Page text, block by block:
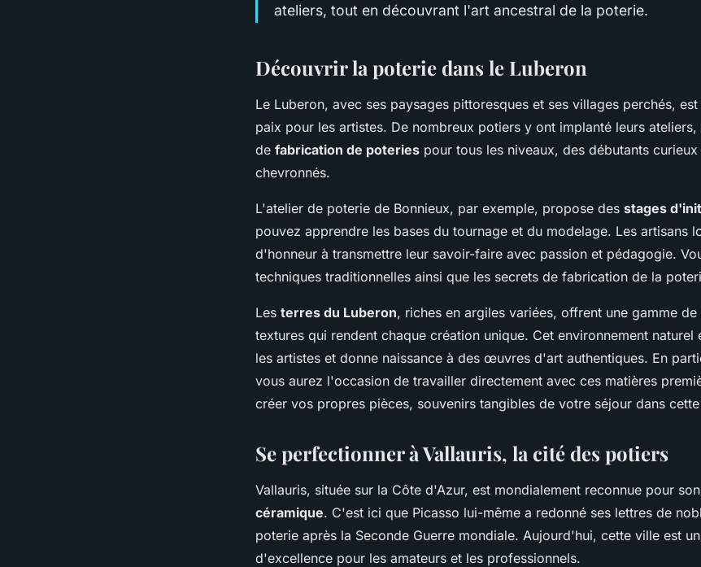
ateliers, tout en découvrant l'art ancestral de la poterie.
Découvrir la poterie dans le Luberon
Le Luberon, avec ses paysages pittoresques et ses villages perchés,
paix pour les artistes. De nombreux potiers y ont implanté leurs
de fabrication de poteries pour tous les niveaux, des débutants
chevronnés.
L'atelier de poterie de Bonnieux, par exemple, propose des stages
pouvez apprendre les bases du tournage et du modelage. Les artisans
d'honneur à transmettre leur savoir-faire avec passion et pédagogie.
techniques traditionnelles ainsi que les secrets de fabrication de la
Les terres du Luberon, riches en argiles variées, offrent une gamme
textures qui rendent chaque création unique. Cet environnement naturel
les artistes et donne naissance à des œuvres d'art authentiques. En
vous aurez l'occasion de travailler directement avec ces matières
créer vos propres pièces, souvenirs tangibles de votre séjour dans
Se perfectionner à Vallauris, la cité des potiers
Vallauris, située sur la Côte d'Azur, est mondialement reconnue pour son
céramique. C'est ici que Picasso lui-même a redonné ses lettres de
poterie après la Seconde Guerre mondiale. Aujourd'hui, cette ville est
d'excellence pour les amateurs et les professionnels.